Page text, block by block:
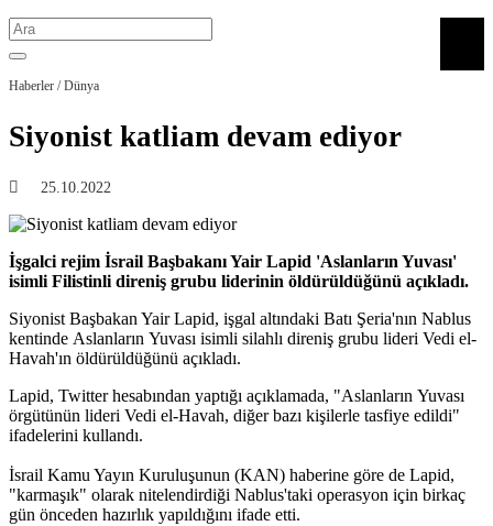
Haberler / Dünya
Siyonist katliam devam ediyor
25.10.2022
İşgalci rejim İsrail Başbakanı Yair Lapid 'Aslanların Yuvası'
isimli Filistinli direniş grubu liderinin öldürüldüğünü açıkladı.
Siyonist Başbakan Yair Lapid, işgal altındaki Batı Şeria'nın Nablus
kentinde Aslanların Yuvası isimli silahlı direniş grubu lideri Vedi el-
Havah'ın öldürüldüğünü açıkladı.
Lapid, Twitter hesabından yaptığı açıklamada, "Aslanların Yuvası
örgütünün lideri Vedi el-Havah, diğer bazı kişilerle tasfiye edildi"
ifadelerini kullandı.
İsrail Kamu Yayın Kuruluşunun (KAN) haberine göre de Lapid,
"karmaşık" olarak nitelendirdiği Nablus'taki operasyon için birkaç
gün önceden hazırlık yapıldığını ifade etti.